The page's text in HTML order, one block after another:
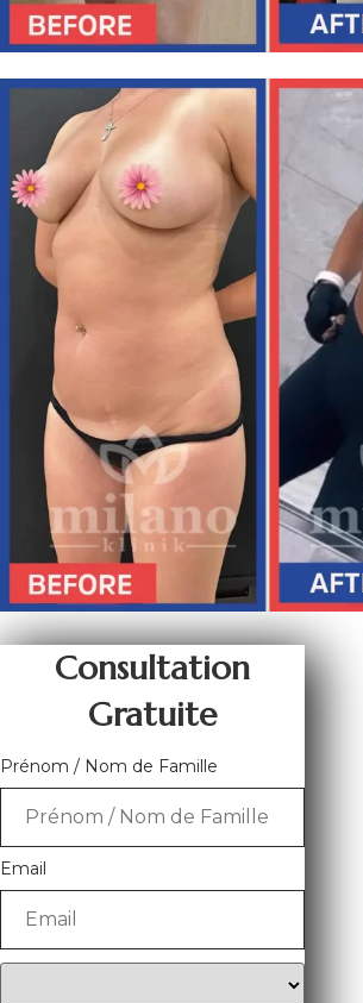
Consultation
Gratuite
Prénom / Nom de Famille
Email